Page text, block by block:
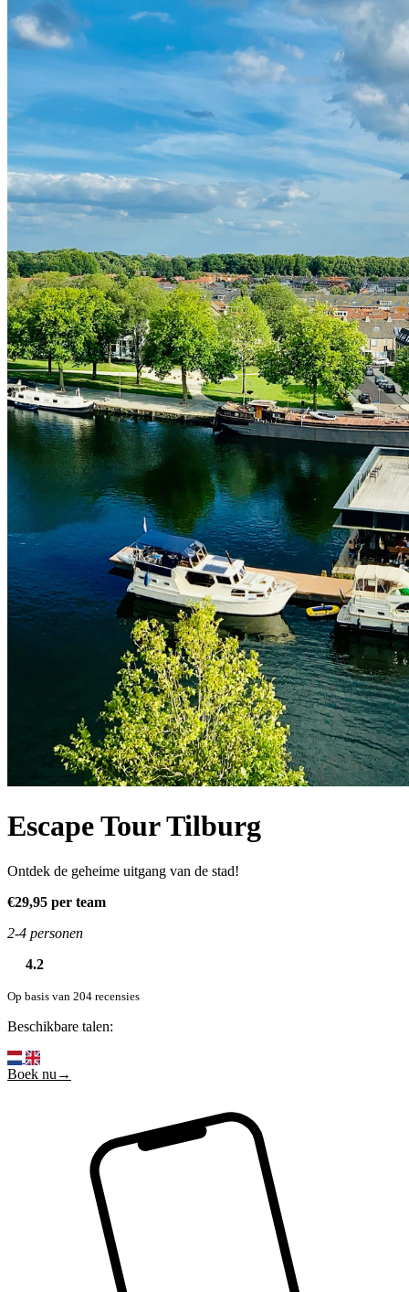
Escape Tour Tilburg
Ontdek de geheime uitgang van de stad!
€29,95 per team
2-4 personen
4.2
Op basis van 204 recensies
Beschikbare talen:
Boek nu→